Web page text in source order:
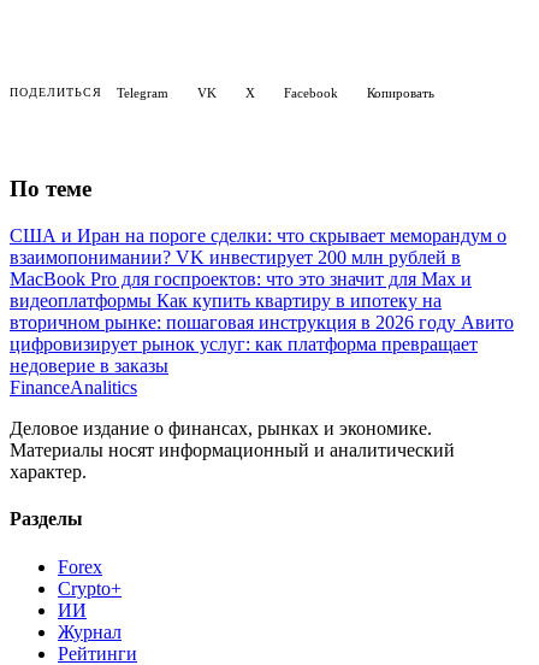
ПОДЕЛИТЬСЯ Telegram VK X Facebook Копировать
По теме
США и Иран на пороге сделки: что скрывает меморандум о
взаимопонимании? VK инвестирует 200 млн рублей в
MacBook Pro для госпроектов: что это значит для Max и
видеоплатформы Как купить квартиру в ипотеку на
вторичном рынке: пошаговая инструкция в 2026 году Авито
цифровизирует рынок услуг: как платформа превращает
недоверие в заказы
FinanceAnalitics
Деловое издание о финансах, рынках и экономике.
Материалы носят информационный и аналитический
характер.
Разделы
Forex
Crypto+
ИИ
Журнал
Рейтинги